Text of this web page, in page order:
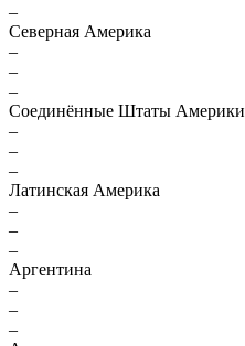
–
Северная Америка
–
–
–
Соединённые Штаты Америки
–
–
–
Латинская Америка
–
–
–
Аргентина
–
–
–